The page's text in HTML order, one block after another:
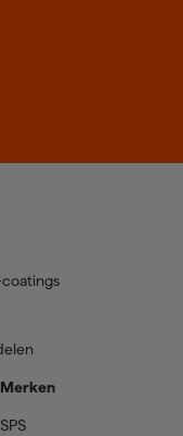
Merken
SPS